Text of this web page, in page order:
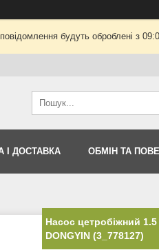
будуть оброблені з
І ДОСТАВКА ОБМІН ТА
Насос цетробiжний
DONGYIN (3_778127)